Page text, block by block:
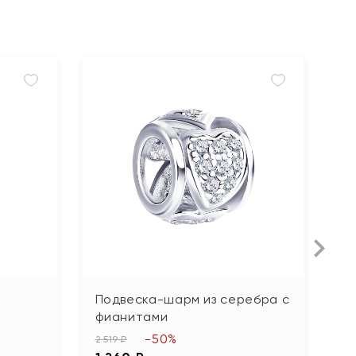
Подвеска-шарм из серебра с
фианитами
2 519 ₽ -50%